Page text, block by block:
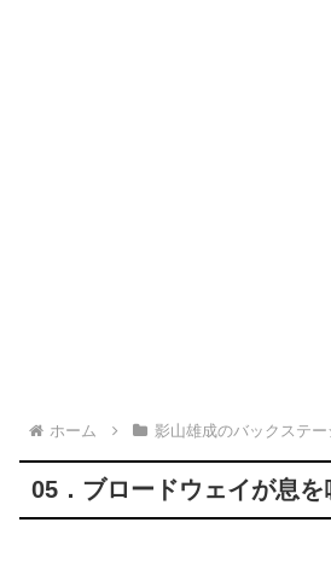
ホーム 影山雄成のバックステ
05．ブロードウェイが息を